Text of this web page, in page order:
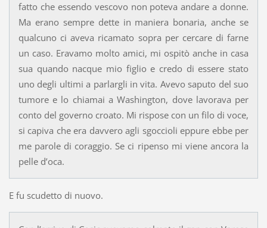
fatto che essendo vescovo non poteva andare a donne.
Ma erano sempre dette in maniera bonaria, anche se
qualcuno ci aveva ricamato sopra per cercare di farne
un caso. Eravamo molto amici, mi ospitò anche in casa
sua quando nacque mio figlio e credo di essere stato
uno degli ultimi a parlargli in vita. Avevo saputo del suo
tumore e lo chiamai a Washington, dove lavorava per
conto del governo croato. Mi rispose con un filo di voce,
si capiva che era davvero agli sgoccioli eppure ebbe per
me parole di coraggio. Se ci ripenso mi viene ancora la
pelle d’oca.
E fu scudetto di nuovo.